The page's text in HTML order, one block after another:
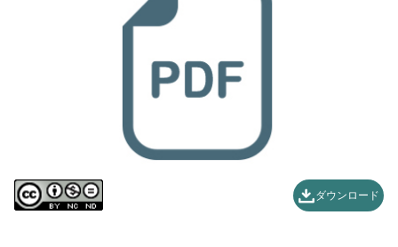
ダウンロード